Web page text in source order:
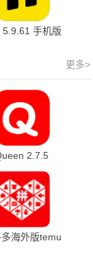
5.9.61 手机版
更多>
2.7.5
海外版temu